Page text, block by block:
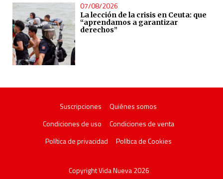
07/08/2026
La lección de la crisis en Ceuta: que
“aprendamos a garantizar
derechos”
Suscripciones
Quiénes somos
Condiciones de uso
Condiciones de venta
Política de privacidad
Política de Cookies
Copyright Vida Nueva 2026